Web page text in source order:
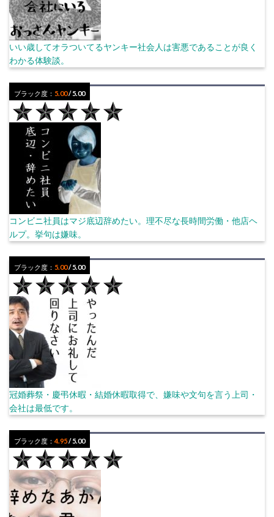
いい歳してオラついてるヤンキー社会人は害悪であることが良く
わかる体験談。
ブラック度： 5.00/ 5.00
コンビニ社員はマジ底辺辞めたい。理不尽な長時間労働・他店ヘ
ルプ。挙句は嫌味。
ブラック度： 5.00/ 5.00
冠婚葬祭・慶弔休暇・結婚休暇取得で、嫌味や文句を言う上司・
会社は最低です。
ブラック度：4.95/ 5.00